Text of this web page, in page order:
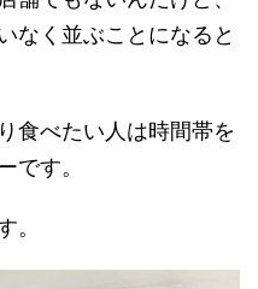
なく並ぶことになると
食べたい人は時間帯を
です。
。